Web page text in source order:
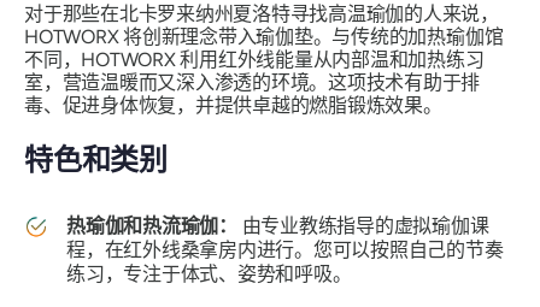
对于那些在北卡罗来纳州夏洛特寻找高温瑜伽的人来说，
HOTWORX 将创新理念带入瑜伽垫。与传统的加热瑜伽馆
不同，HOTWORX 利用红外线能量从内部温和加热练习
室，营造温暖而又深入渗透的环境。这项技术有助于排
毒、促进身体恢复，并提供卓越的燃脂锻炼效果。
特色和类别
热瑜伽和热流瑜伽：
由专业教练指导的虚拟瑜伽课
程，在红外线桑拿房内进行。您可以按照自己的节奏
练习，专注于体式、姿势和呼吸。